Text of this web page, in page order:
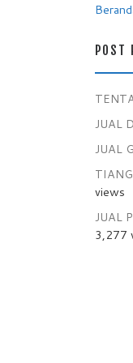
POST
JUAL
JUAL
views
JUAL
3,277